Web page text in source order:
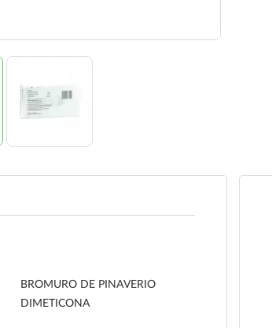
BROMURO DE PINAVERIO
DIMETICONA